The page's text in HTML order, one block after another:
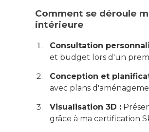
Comment se déroule
intérieure
Consultation
et budget lors d'un
Conception et
avec plans
Visualisation 3D :
grâce à ma certification